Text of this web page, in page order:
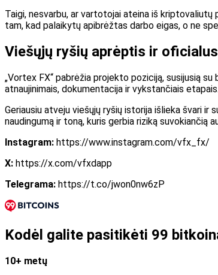
Taigi, nesvarbu, ar vartotojai ateina iš
tam, kad palaikytų apibrėžtas darbo eigas, o ne
Viešųjų ryšių aprėptis ir
„Vortex FX“ pabrėžia projekto poziciją, susijusią
atnaujinimais, dokumentacija ir vykstančiais etapais.
Geriausiu atveju viešųjų ryšių istorija išlieka švari
naudingumą ir toną, kuris gerbia riziką
Instagram: https://www.instagram.com/vfx_fx/
X: https://x.com/vfxdapp
Telegrama: https://t.co/jwon0nw6zP
Kodėl galite pasitikėti 99
10+ metų